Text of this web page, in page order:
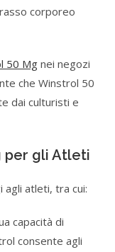
corporeo
50 Mg nei negozi
che Winstrol 50
dai culturisti e
per gli Atleti
atleti, tra cui:
capacità di
consente agli